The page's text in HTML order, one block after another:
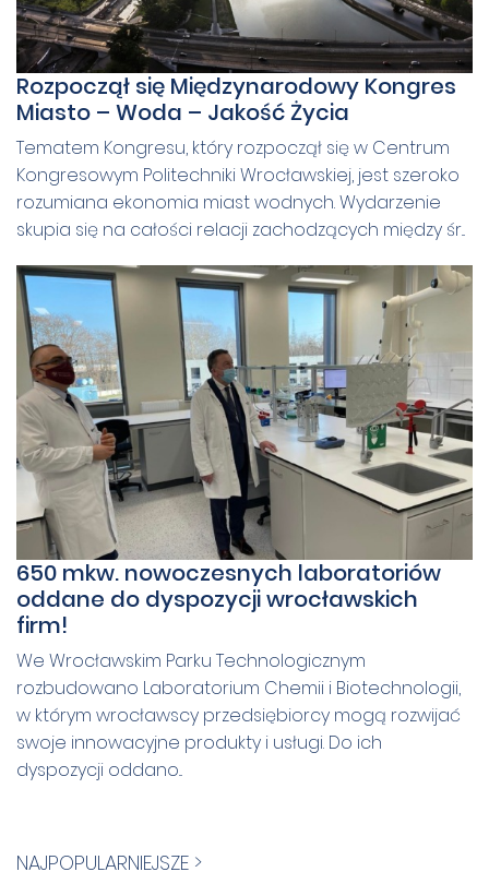
Rozpoczął się Międzynarodowy Kongres
Miasto – Woda – Jakość Życia
Tematem Kongresu, który rozpoczął się w Centrum
Kongresowym Politechniki Wrocławskiej, jest szeroko
rozumiana ekonomia miast wodnych. Wydarzenie
skupia się na całości relacji zachodzących między śr...
650 mkw. nowoczesnych laboratoriów
oddane do dyspozycji wrocławskich
firm!
We Wrocławskim Parku Technologicznym
rozbudowano Laboratorium Chemii i Biotechnologii,
w którym wrocławscy przedsiębiorcy mogą rozwijać
swoje innowacyjne produkty i usługi. Do ich
dyspozycji oddano...
NAJPOPULARNIEJSZE >